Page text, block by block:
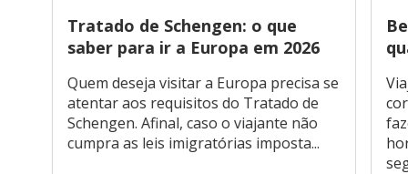
Tratado de Schengen: o que
saber para ir a Europa em 2026
Quem deseja visitar a Europa precisa se
atentar aos requisitos do Tratado de
Schengen. Afinal, caso o viajante não
cumpra as leis imigratórias imposta...